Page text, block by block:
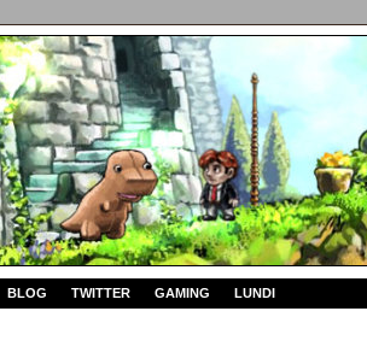
BLOG TWITTER GAMING LUNDI